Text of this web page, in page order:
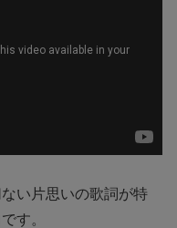
い片思いの歌詞が特
す。